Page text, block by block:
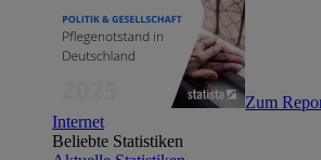
Zum
Internet
Beliebte Statistiken